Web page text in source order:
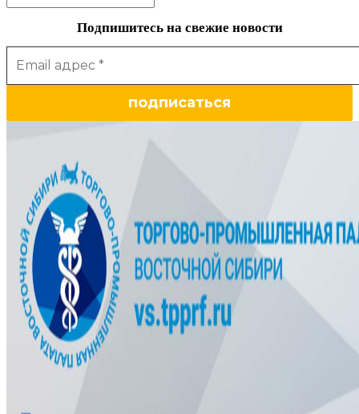
Подпишитесь на свежие новости